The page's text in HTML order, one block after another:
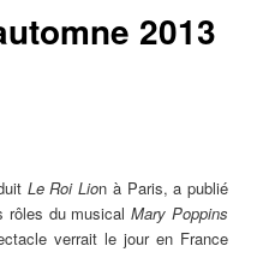
2013
Le Roi Lion à Paris, a publié
rôles du musicalMary Poppins
verrait le jour en France